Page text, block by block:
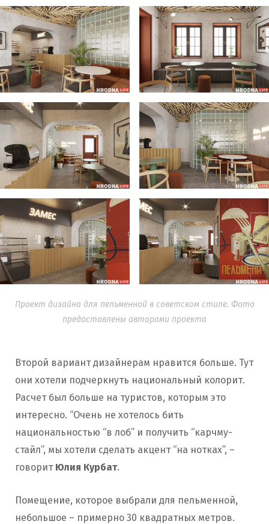
Проект дизайна для пельменной в советском стиле. Фото
предоставлены авторами проекта
Второй вариант дизайнерам нравится больше. Тут
они хотели подчеркнуть национальный колорит.
Расчет был больше на туристов, которым это
интересно. “Очень не хотелось бить
национальностью “в лоб” и получить “карчму-
стайл”, мы хотели сделать акцент “на нотках”, –
говорит Юлия Курбат.
Помещение, которое выбрали для пельменной,
небольшое – примерно 30 квадратных метров.